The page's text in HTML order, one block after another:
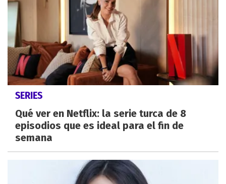
SERIES
Qué ver en Netflix: la serie turca de 8
episodios que es ideal para el fin de
semana